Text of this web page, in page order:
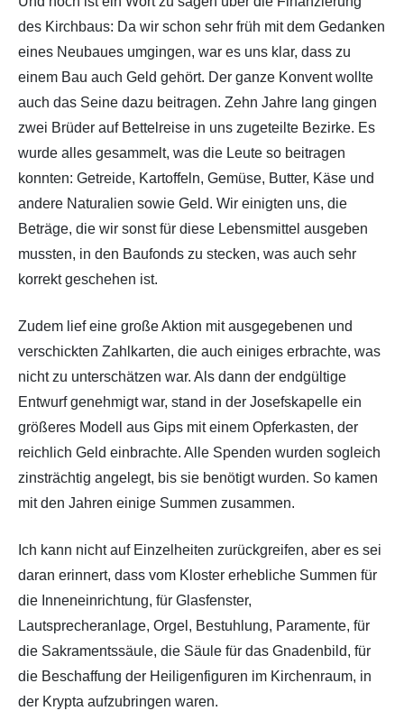
des Kirchbaus: Da wir schon sehr früh mit dem Gedanken
eines Neubaues umgingen, war es uns klar, dass zu
einem Bau auch Geld gehört. Der ganze Konvent wollte
auch das Seine dazu beitragen. Zehn Jahre lang gingen
zwei Brüder auf Bettelreise in uns zugeteilte Bezirke. Es
wurde alles gesammelt, was die Leute so beitragen
konnten: Getreide, Kartoffeln, Gemüse, Butter, Käse und
andere Naturalien sowie Geld. Wir einigten uns, die
Beträge, die wir sonst für diese Lebensmittel ausgeben
mussten, in den Baufonds zu stecken, was auch sehr
korrekt geschehen ist.
Zudem lief eine große Aktion mit ausgegebenen und
verschickten Zahlkarten, die auch einiges erbrachte, was
nicht zu unterschätzen war. Als dann der endgültige
Entwurf genehmigt war, stand in der Josefskapelle ein
größeres Modell aus Gips mit einem Opferkasten, der
reichlich Geld einbrachte. Alle Spenden wurden sogleich
zinsträchtig angelegt, bis sie benötigt wurden. So kamen
mit den Jahren einige Summen zusammen.
Ich kann nicht auf Einzelheiten zurückgreifen, aber es sei
daran erinnert, dass vom Kloster erhebliche Summen für
die Inneneinrichtung, für Glasfenster,
Lautsprecheranlage, Orgel, Bestuhlung, Paramente, für
die Sakramentssäule, die Säule für das Gnadenbild, für
die Beschaffung der Heiligenfiguren im Kirchenraum, in
der Krypta aufzubringen waren.